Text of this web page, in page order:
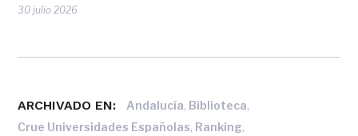
30 julio 2026
ARCHIVADO EN: Andalucía, Biblioteca,
Crue Universidades Españolas, Ranking,